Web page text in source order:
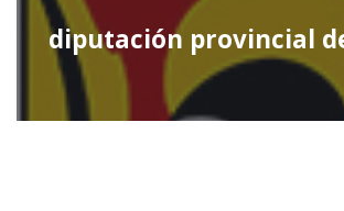
diputación provincial